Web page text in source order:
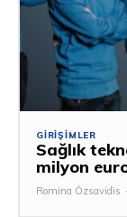
GIRIŞIMLER
Sağlık
milyon
Romina Özsavidis